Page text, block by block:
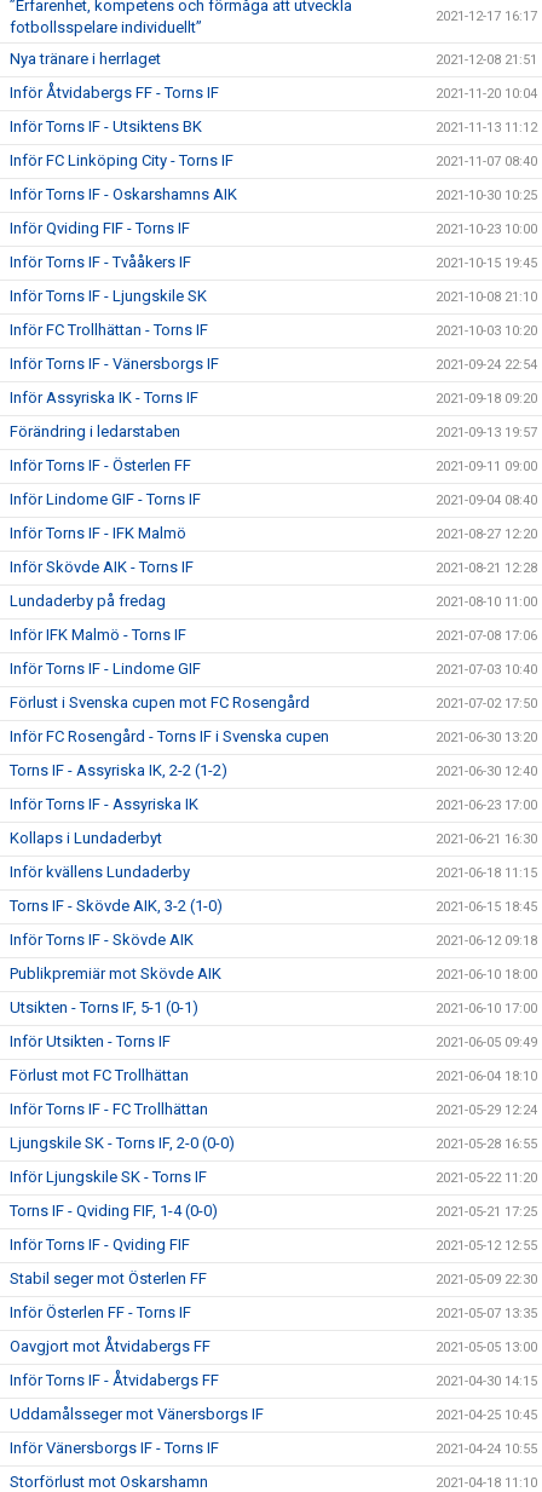
”Erfarenhet, kompetens och förmåga att utveckla
fotbollsspelare individuellt”
2021-12-17 16:17
Nya tränare i herrlaget 2021-12-08 21:51
Inför Åtvidabergs FF - Torns IF 2021-11-20 10:04
Inför Torns IF - Utsiktens BK 2021-11-13 11:12
Inför FC Linköping City - Torns IF 2021-11-07 08:40
Inför Torns IF - Oskarshamns AIK 2021-10-30 10:25
Inför Qviding FIF - Torns IF 2021-10-23 10:00
Inför Torns IF - Tvååkers IF 2021-10-15 19:45
Inför Torns IF - Ljungskile SK 2021-10-08 21:10
Inför FC Trollhättan - Torns IF 2021-10-03 10:20
Inför Torns IF - Vänersborgs IF 2021-09-24 22:54
Inför Assyriska IK - Torns IF 2021-09-18 09:20
Förändring i ledarstaben 2021-09-13 19:57
Inför Torns IF - Österlen FF 2021-09-11 09:00
Inför Lindome GIF - Torns IF 2021-09-04 08:40
Inför Torns IF - IFK Malmö 2021-08-27 12:20
Inför Skövde AIK - Torns IF 2021-08-21 12:28
Lundaderby på fredag 2021-08-10 11:00
Inför IFK Malmö - Torns IF 2021-07-08 17:06
Inför Torns IF - Lindome GIF 2021-07-03 10:40
Förlust i Svenska cupen mot FC Rosengård 2021-07-02 17:50
Inför FC Rosengård - Torns IF i Svenska cupen 2021-06-30 13:20
Torns IF - Assyriska IK, 2-2 (1-2) 2021-06-30 12:40
Inför Torns IF - Assyriska IK 2021-06-23 17:00
Kollaps i Lundaderbyt 2021-06-21 16:30
Inför kvällens Lundaderby 2021-06-18 11:15
Torns IF - Skövde AIK, 3-2 (1-0) 2021-06-15 18:45
Inför Torns IF - Skövde AIK 2021-06-12 09:18
Publikpremiär mot Skövde AIK 2021-06-10 18:00
Utsikten - Torns IF, 5-1 (0-1) 2021-06-10 17:00
Inför Utsikten - Torns IF 2021-06-05 09:49
Förlust mot FC Trollhättan 2021-06-04 18:10
Inför Torns IF - FC Trollhättan 2021-05-29 12:24
Ljungskile SK - Torns IF, 2-0 (0-0) 2021-05-28 16:55
Inför Ljungskile SK - Torns IF 2021-05-22 11:20
Torns IF - Qviding FIF, 1-4 (0-0) 2021-05-21 17:25
Inför Torns IF - Qviding FIF 2021-05-12 12:55
Stabil seger mot Österlen FF 2021-05-09 22:30
Inför Österlen FF - Torns IF 2021-05-07 13:35
Oavgjort mot Åtvidabergs FF 2021-05-05 13:00
Inför Torns IF - Åtvidabergs FF 2021-04-30 14:15
Uddamålsseger mot Vänersborgs IF 2021-04-25 10:45
Inför Vänersborgs IF - Torns IF 2021-04-24 10:55
Storförlust mot Oskarshamn 2021-04-18 11:10